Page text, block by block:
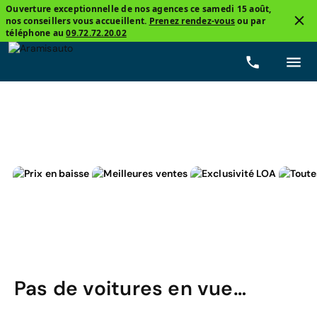
Ouverture exceptionnelle de nos agences ce samedi 15 août,
nos conseillers vous accueillent. Prenez rendez-vousou par
téléphone au09.72.72.20.02
Hybride non-
Pas de voitures en vue…